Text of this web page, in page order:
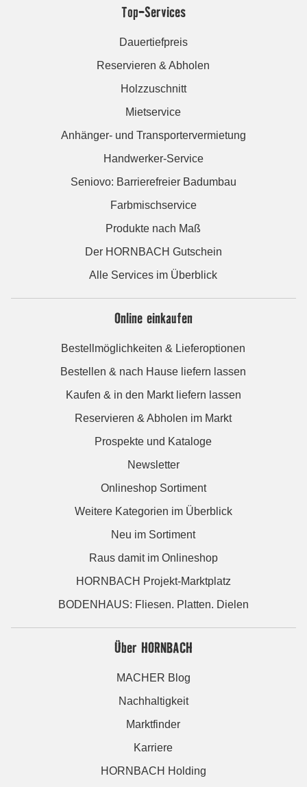
Top-Services
Dauertiefpreis
Reservieren & Abholen
Holzzuschnitt
Mietservice
Anhänger- und Transportervermietung
Handwerker-Service
Seniovo: Barrierefreier Badumbau
Farbmischservice
Produkte nach Maß
Der HORNBACH Gutschein
Alle Services im Überblick
Online einkaufen
Bestellmöglichkeiten & Lieferoptionen
Bestellen & nach Hause liefern lassen
Kaufen & in den Markt liefern lassen
Reservieren & Abholen im Markt
Prospekte und Kataloge
Newsletter
Onlineshop Sortiment
Weitere Kategorien im Überblick
Neu im Sortiment
Raus damit im Onlineshop
HORNBACH Projekt-Marktplatz
BODENHAUS: Fliesen. Platten. Dielen
Über HORNBACH
MACHER Blog
Nachhaltigkeit
Marktfinder
Karriere
HORNBACH Holding